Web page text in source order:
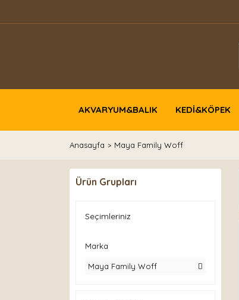
AKVARYUM&BALIK KEDİ&KÖPEK
Anasayfa Maya Family Woff
Ürün Grupları
Seçimleriniz
Marka
Maya Family Woff